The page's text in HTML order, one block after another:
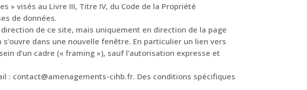
» visés au Livre III, Titre IV, du Code de la Propriété
de données.
de ce site, mais uniquement en direction de la page
dans une nouvelle fenêtre. En particulier un lien vers
d’un cadre (« framing »), sauf l’autorisation expresse et
: contact@amenagements-cihb.fr. Des conditions spécifiques